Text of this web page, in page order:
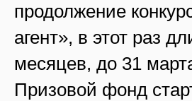
продолжение
агент», в этот раз
месяцев, до 31
Призовой фонд